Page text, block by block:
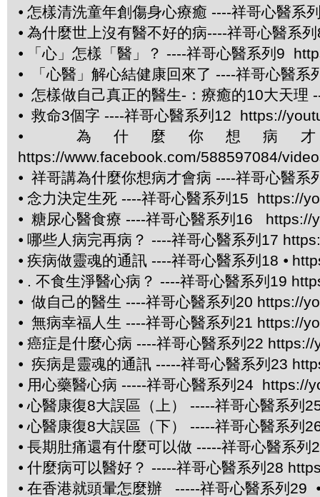
⦁ 怎樣清洗童年創傷身心療癒 ----祥哥心醫系
⦁ 為什麼世上沒有醫不好的病----祥哥心醫系
⦁
「心」怎樣「醫」？ ----祥哥心醫系列9
⦁
「心醫」解心結健康回來了 ----祥哥心醫
⦁ 怎樣做自己真正的醫生-：療癒的10大天
⦁ 救命3個字 ----祥哥心醫系列12 https://
⦁
為什麼你想病
https://www.facebook.com/588597084/
⦁ 祥哥講為什麼你想病才會病 ----祥哥心醫
⦁ 念力決定生死 ----祥哥心醫系列15 https://
⦁ 糖尿心醫食療 ----祥哥心醫系列16 https://
⦁ 哪些人病完再病？ ----祥哥心醫系列17
⦁ 疾病做靈魂的通訊 ----祥哥心醫系列18 ⦁
⦁ . 不食生淨醫心病？ ----祥哥心醫系列19
⦁ 做自己的醫生 ----祥哥心醫系列20 https://
⦁ 無病幸福人生 ----祥哥心醫系列21 https://
⦁ 癌症是什麼心病 ----祥哥心醫系列22
⦁ 疾病是靈魂的通訊 -----祥哥心醫系列23
⦁ 用心藥醫心病 -----祥哥心醫系列24 https://
⦁ 心醫康復8大誤區（上） -----祥哥心醫系列
⦁ 心醫康復8大誤區（下） -----祥哥心醫系列
⦁ 長期肚痛還有什麼可以做 -----祥哥心醫系
⦁ 什麼病可以醫好？ -----祥哥心醫系列28
⦁ 在香港就頭暈怎麼辦 -----祥哥心醫系列29 ⦁